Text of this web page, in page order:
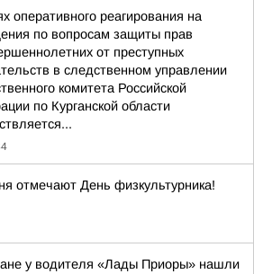
оперативного реагирования на
по вопросам защиты прав
от преступных
в следственном управлении
комитета Российской
по Курганской области
отмечают День физкультурника!
у водителя «Лады Приоры» нашли